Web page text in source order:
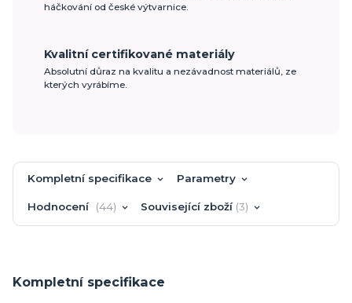
háčkování od české výtvarnice.
Kvalitní certifikované materiály
Absolutní důraz na kvalitu a nezávadnost materiálů, ze
kterých vyrábíme.
Kompletní specifikace Parametry
Hodnocení 44 Související zboží 3
Kompletní specifikace